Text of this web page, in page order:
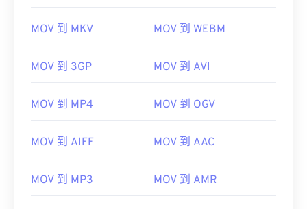
MOV 到 MKV MOV 到 WEBM
MOV 到 3GP MOV 到 AVI
MOV 到 MP4 MOV 到 OGV
MOV 到 AIFF MOV 到 AAC
MOV 到 MP3 MOV 到 AMR